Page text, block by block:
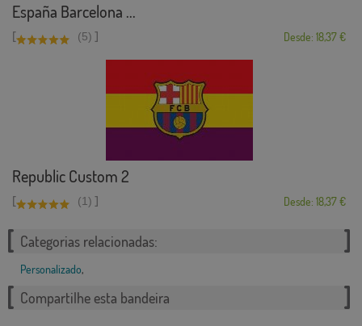
España Barcelona ...
[ (5) ] Desde: 18,37 €
Republic Custom 2
[ (1) ] Desde: 18,37 €
Categorias relacionadas:
Personalizado,
Compartilhe esta bandeira